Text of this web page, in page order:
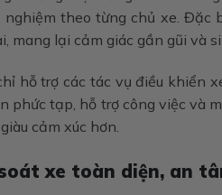
nghiệm theo từng chủ xe. Đặc
mang lại cảm giác gần gũi và
hỗ trợ các tác vụ điều khiển
phức tạp, hỗ trợ công việc và
cảm xúc hơn.
xe toàn diện, an